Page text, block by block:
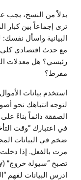
بدلاً من النسخ، يجب
ترى إجماعاً بين كبار
البيانية واسأل
مع حدث اقتصادي
مفرط؟
لتوجه انتباهك نحو
الصفقة دائماً بناءً
في اعتبارك “وقت
ضخم في البيانات
مرت بالفعل. إذا
ادرس البيانات لفهم